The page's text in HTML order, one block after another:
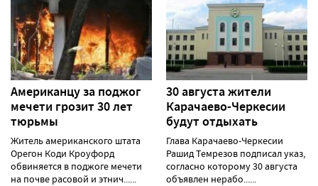
Американцу за поджог
мечети грозит 30 лет
тюрьмы
Житель американского штата
Орегон Коди Кроуфорд
обвиняется в поджоге мечети
на почве расовой и этнич......
30 августа жители
Карачаево-Черкесии
будут отдыхать
Глава Карачаево-Черкесии
Рашид Темрезов подписал указ,
согласно которому 30 августа
объявлен нерабо......